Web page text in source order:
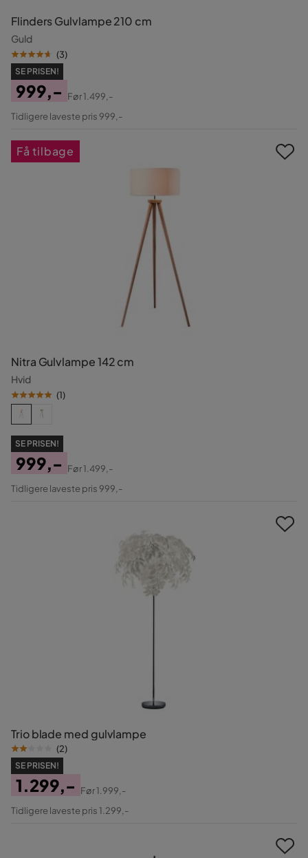
Flinders Gulvlampe 210 cm
Guld
(3)
SE PRISEN!
Pris
999,-
Original
Før1.499,-
Tidligere laveste pris 999,-
Nitra Gulvlampe 142 cm
Hvid
(1)
SE PRISEN!
Pris
999,-
Original
Før1.499,-
Tidligere laveste pris 999,-
Få tilbage
Trio blade med gulvlampe
(2)
SE PRISEN!
Pris
1.299,-
Original
Før1.999,-
Tidligere laveste pris 1.299,-